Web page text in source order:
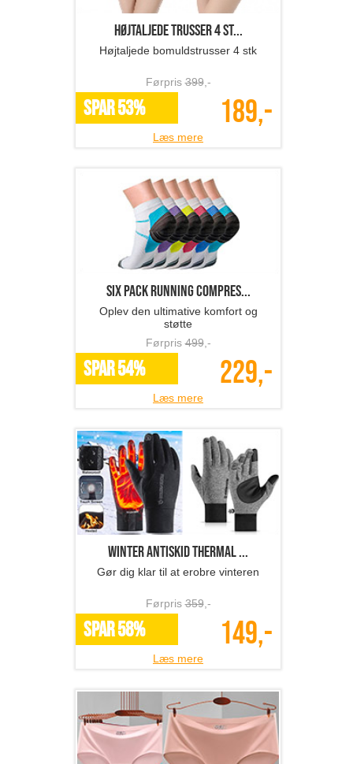
Højtaljede trusser 4 st...
Højtaljede bomuldstrusser 4 stk
Førpris399,-
SPAR 53% 189,-
Læs mere
Six Pack Running Compres...
Oplev den ultimative komfort og
støtte
Førpris499,-
SPAR 54% 229,-
Læs mere
Winter Antiskid Thermal ...
Gør dig klar til at erobre vinteren
Førpris359,-
SPAR 58% 149,-
Læs mere